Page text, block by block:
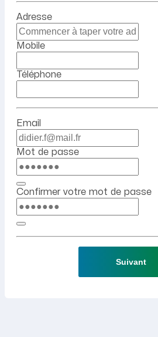
Adresse
Mobile
Téléphone
Email
Mot de passe
Confirmer votre mot de passe
Suivant